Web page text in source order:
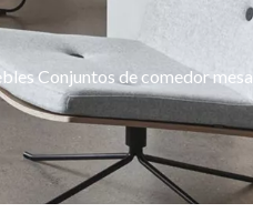
Conjuntos de comedor mesa